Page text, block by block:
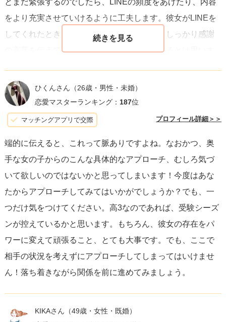
とまだ緊張するのでしたら、LINEの頻度をあげたり、内容
をより充実させていけるように工夫します。彼女がLINEを
してくれたとき、心配してくれたときにも、しっかり感謝
の言葉を伝えてみてくださいね。もうしているとは思いま
っていくのです。今後緊張する場面もあるかもしれません
が、頑張ってみてくださいね。応援しています。
ひくんさん （26歳・男性・未婚）
恋愛マスターランキング： 187位
マッチングアプリで交際 プロフィール詳細＞＞
端的に伝えると、これって脈ありですよね。なおかつ、奥
手な女の子からのこんな具体的なアプローチ、むしろ気づ
いて欲しいのではないかと思ってしまいます！今度はあな
たからアプローチしてみてはいかがでしょうか？でも、一
つだけ気をつけてください。高3なのであれば、受験シーズ
ンが控えているかと思います。もちろん、彼女の存在をパ
ワーに変えて頑張ること、とても大事です。でも、ここで
相手の状況を考えずにアプローチしてしまってはいけませ
ん！落ち着きながら関係を前に進めてみましょう。
KIKAさん （49歳・女性・既婚）